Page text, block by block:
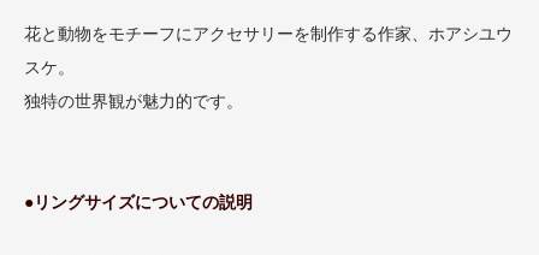
花と動物をモチーフにアクセサリーを制作する作家、ホアシユウ
スケ。
独特の世界観が魅力的です。
●リングサイズについての説明